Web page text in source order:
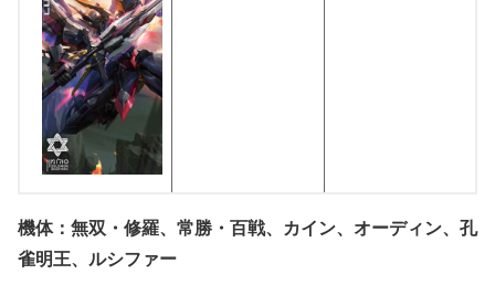
機体：無双・修羅、常勝・百戦、カイン、オーディン、孔
雀明王、ルシファー